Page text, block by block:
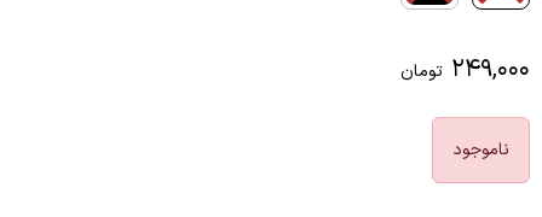
۲۴۹,۰۰۰ تومان
ناموجود